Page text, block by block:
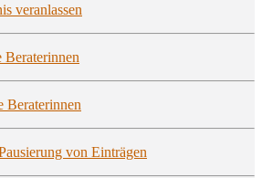
veranlassen
Beraterinnen
von Einträgen